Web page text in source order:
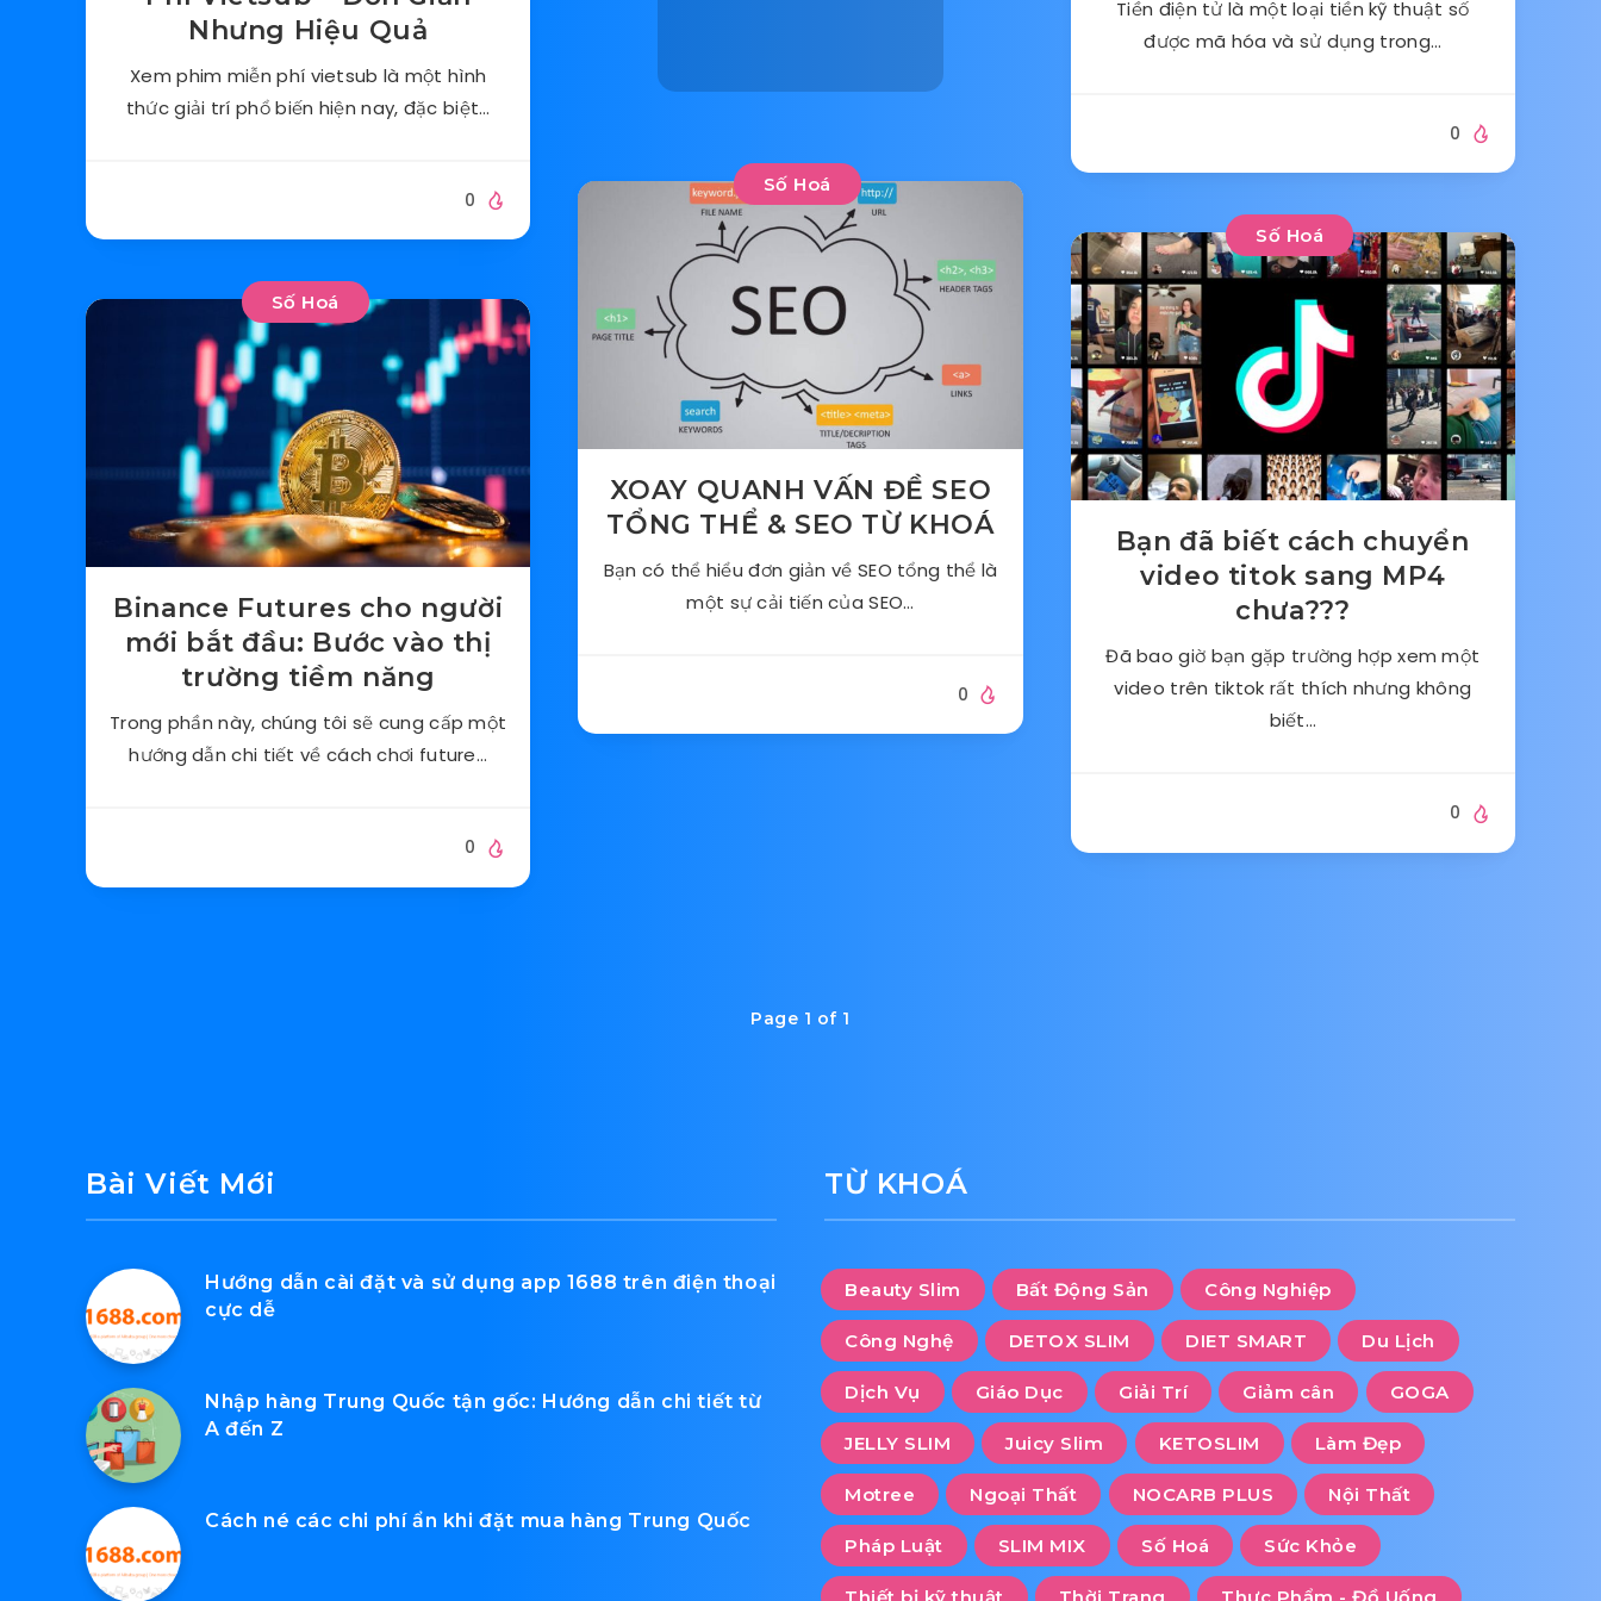
Nhưng Hiệu Quả
Xem phim miễn phí vietsub là một hình
thức giải trí phổ biến hiện nay, đặc biệt…
0
Tiền điện tử là một loại tiền kỹ thuật số
được mã hóa và sử dụng trong…
0
Số Hoá
Binance Futures cho người
mới bắt đầu: Bước vào thị
trường tiềm năng
Trong phần này, chúng tôi sẽ cung cấp một
hướng dẫn chi tiết về cách chơi future…
0
Số Hoá
XOAY QUANH VẤN ĐỀ SEO
TỔNG THỂ & SEO TỪ KHOÁ
Bạn có thể hiểu đơn giản về SEO tổng thể là
một sự cải tiến của SEO…
0
Số Hoá
Bạn đã biết cách chuyển
video titok sang MP4
chưa???
Đã bao giờ bạn gặp trường hợp xem một
video trên tiktok rất thích nhưng không
biết…
0
Page 1 of 1
Bài Viết Mới
Hướng dẫn cài đặt và sử dụng app 1688 trên điện thoại
cực dễ
Nhập hàng Trung Quốc tận gốc: Hướng dẫn chi tiết từ
A đến Z
Cách né các chi phí ẩn khi đặt mua hàng Trung Quốc
TỪ KHOÁ
Beauty Slim Bất Động Sản Công Nghiệp
Công Nghệ DETOX SLIM DIET SMART Du Lịch
Dịch Vụ Giáo Dục Giải Trí Giảm cân GOGA
JELLY SLIM Juicy Slim KETOSLIM Làm Đẹp
Motree Ngoại Thất NOCARB PLUS Nội Thất
Pháp Luật SLIM MIX Số Hoá Sức Khỏe